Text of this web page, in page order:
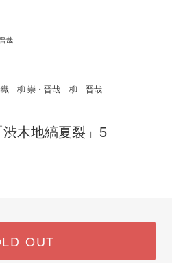
哉
織 柳 崇・晋哉
柳 晋哉
木地縞夏裂」5
OUT